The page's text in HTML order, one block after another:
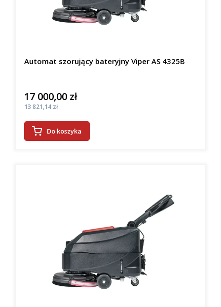
Automat szorujący bateryjny Viper AS 4325B
Cena
17 000,00 zł
Cena
13 821,14 zł
Do koszyka